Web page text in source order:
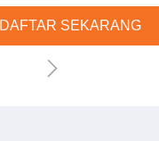
DAFTAR SEKARANG